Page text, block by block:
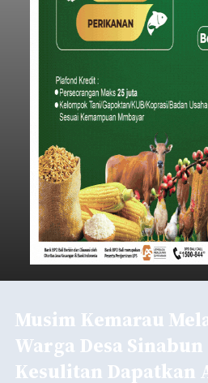
Musim Kemarau
Warga Desa Sinabun
Kesulitan Dapatkan